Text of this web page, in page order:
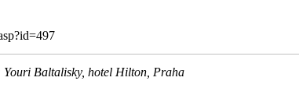
Baltalisky, hotel Hilton, Praha